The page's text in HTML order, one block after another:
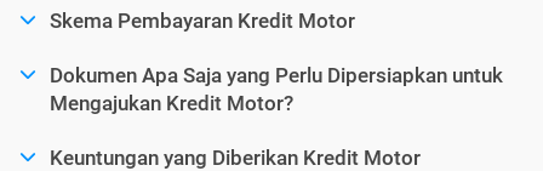
Skema Pembayaran Kredit Motor
Dokumen Apa Saja yang Perlu Dipersiapkan untuk
Mengajukan Kredit Motor?
Keuntungan yang Diberikan Kredit Motor